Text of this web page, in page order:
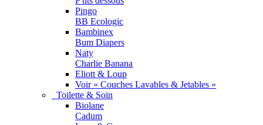
Pingo
BB Ecologic
Bambinex
Bum Diapers
Naty
Charlie Banana
Eliott & Loup
Voir « Couches Lavables & Jetables »
Toilette & Soin
Biolane
Cadum